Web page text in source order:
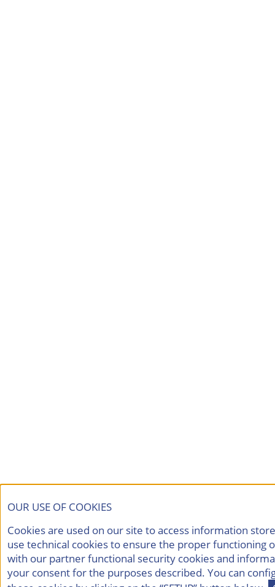
OUR USE OF COOKIES
Cookies are used on our site to access information
use technical cookies to ensure the proper functioning
with our partner functional security cookies and
your consent for the purposes described. You can